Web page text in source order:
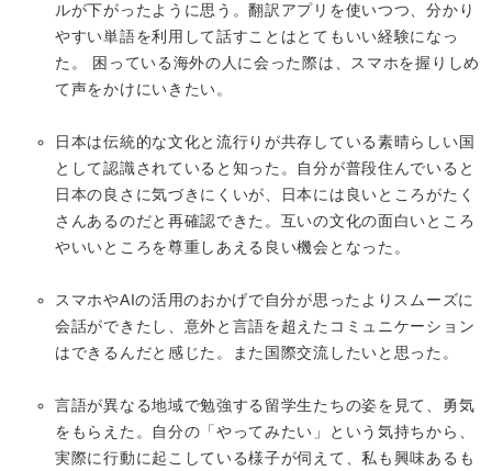
ルが下がったように思う。翻訳アプリを使いつつ、分かり
やすい単語を利用して話すことはとてもいい経験になっ
た。 困っている海外の人に会った際は、スマホを握りしめ
て声をかけにいきたい。
日本は伝統的な文化と流行りが共存している素晴らしい国
として認識されていると知った。自分が普段住んでいると
日本の良さに気づきにくいが、日本には良いところがたく
さんあるのだと再確認できた。互いの文化の面白いところ
やいいところを尊重しあえる良い機会となった。
スマホやAIの活用のおかげで自分が思ったよりスムーズに
会話ができたし、意外と言語を超えたコミュニケーション
はできるんだと感じた。また国際交流したいと思った。
言語が異なる地域で勉強する留学生たちの姿を見て、勇気
をもらえた。自分の「やってみたい」という気持ちから、
実際に行動に起こしている様子が伺えて、私も興味あるも